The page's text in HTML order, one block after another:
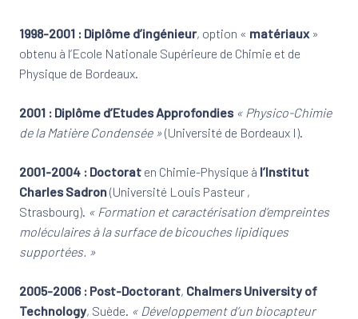
1998-2001 : Diplôme d’ingénieur, option « matériaux »
obtenu à l’Ecole Nationale Supérieure de Chimie et de
Physique de Bordeaux.
2001 : Diplôme d’Etudes Approfondies « Physico-Chimie
de la Matière Condensée »(Université de Bordeaux I).
2001-2004 : Doctorat en Chimie-Physique à l’Institut
Charles Sadron(Université Louis Pasteur ,
Strasbourg). « Formation et caractérisation d’empreintes
moléculaires à la surface de bicouches lipidiques
supportées. »
2005-2006 : Post-Doctorant, Chalmers University of
Technology, Suède. « Développement d’un biocapteur